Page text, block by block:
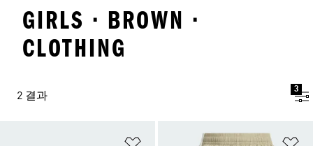
GIRLS · BROWN ·
CLOTHING
2 결과
3
위시리스트 담기